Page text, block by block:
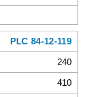
PLC 84-12-119
240
410